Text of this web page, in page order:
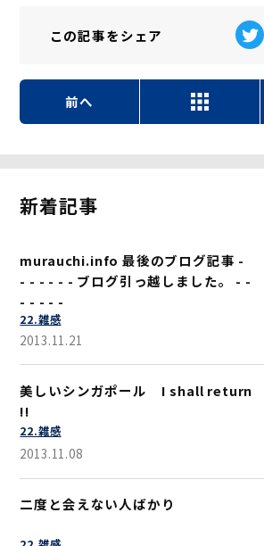
この記事をシェア
前へ
新着記事
murauchi.info 最後のブログ記事 -
- - - - - - ブログ引っ越しました。 - -
- - - - -
22.雑感
2013.11.21
美しいシンガポール I shall return
!!
22.雑感
2013.11.08
二度と会えない人ばかり